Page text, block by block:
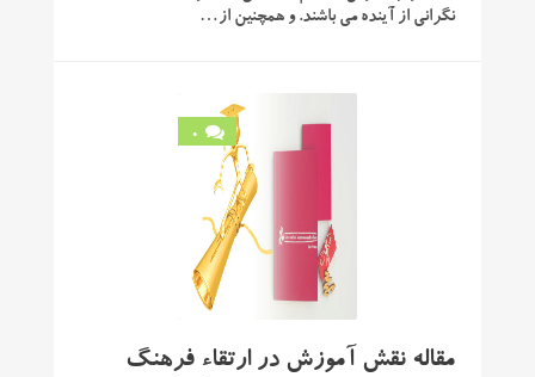
نگرانی از آینده می باشند. و همچنین از…
0
مقاله نقش آموزش در ارتقاء فرهنگ